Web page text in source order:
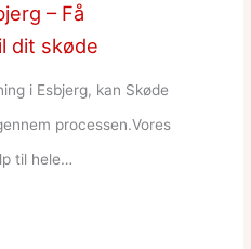
– Få
dit skøde
i Esbjerg, kan Skøde
processen.Vores
til hele…